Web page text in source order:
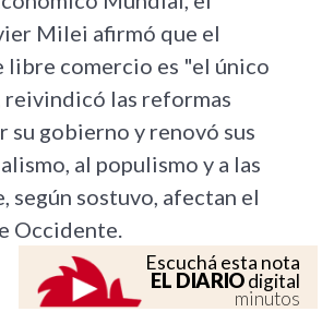
Milei afirmó que el
libre comercio es "el único
reivindicó las reformas
su gobierno y renovó sus
al populismo y a las
según sostuvo, afectan el
Occidente.
Escuchá esta nota
EL DIARIOdigital
minutos